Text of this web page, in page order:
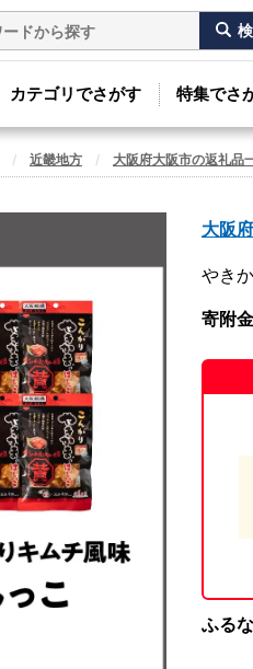
カテゴリでさがす 特集でさ
近畿地方 大阪府大阪市の返礼品
大阪
やき
寄附
ふる